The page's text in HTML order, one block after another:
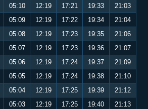
05:10 12:19 17:21 19:33
21:03
05:09 12:19 17:22 19:34
21:04
05:08 12:19 17:23 19:35
21:06
05:07 12:19 17:23 19:36
21:07
05:06 12:19 17:24 19:37
21:09
05:05 12:19 17:24 19:38
21:10
05:04 12:19 17:25 19:39
21:12
05:03 12:19 17:25 19:40
21:13